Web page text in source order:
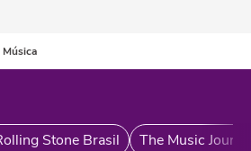
Música
Stone Brasil The Music